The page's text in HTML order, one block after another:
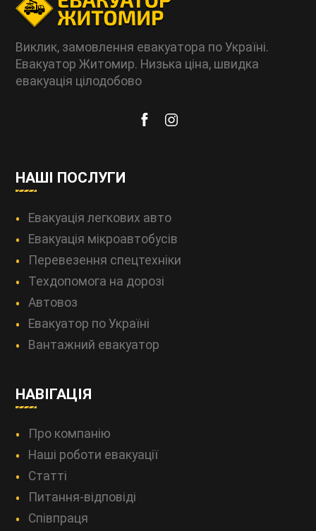
Виклик, замовлення евакуатора по Україні.
Евакуатор Житомир. Низька ціна, швидка
евакуація цілодобово
НАШІ ПОСЛУГИ
Евакуація легкових авто
Евакуація мікроавтобусів
Перевезення спецтехніки
Техдопомога на дорозі
Автовоз
Евакуатор по Україні
Вантажний евакуатор
НАВІГАЦІЯ
Про компанію
Наші роботи евакуації
Статті
Питання-відповіді
Співпраця